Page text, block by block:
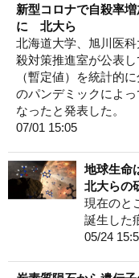
新型コロナで自殺率
に 北大ら
北海道大学、旭川医
殺対策推進室が公表
（暫定値）を統計的
のパンデミックによ
なったと発表した。
07/01 15:05
地球生命
北大らの
現在のと
誕生した
05/24